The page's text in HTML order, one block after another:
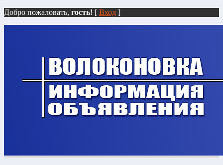
Добро пожаловать, гость! [ Вход ]